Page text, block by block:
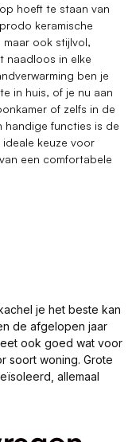
hoeft te staan van
keramische
ook stijlvol,
naadloos in elke
ben je
in huis, of je nu aan
of zelfs in de
handige functies is de
keuze voor
een comfortabele
je het beste kan
de afgelopen jaar
ook goed wat voor
soort woning. Grote
allemaal